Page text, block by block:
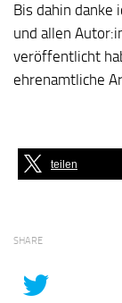
Bis dahin danke
und allen
veröffentlicht
ehrenamtliche
teilen
SHARE